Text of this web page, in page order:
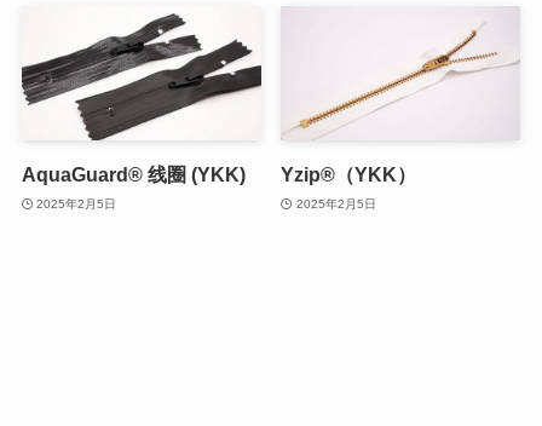
AquaGuard® 线圈 (YKK)
2025年2月5日
Yzip®（YKK）
2025年2月5日